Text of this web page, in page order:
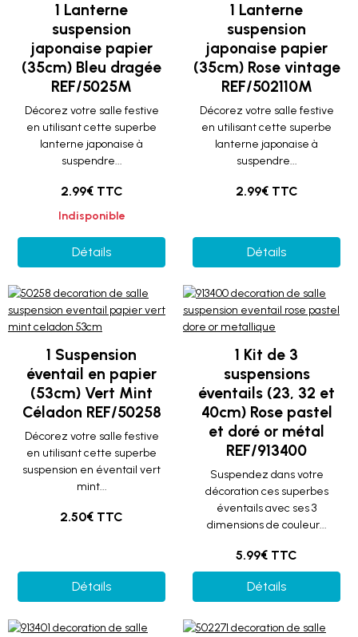
1 Lanterne
suspension
japonaise papier
(35cm) Bleu dragée
REF/5025M
Décorez votre salle festive
en utilisant cette superbe
lanterne japonaise à
suspendre...
2.99€ TTC
Indisponible
Détails
1 Lanterne
suspension
japonaise papier
(35cm) Rose vintage
REF/502110M
Décorez votre salle festive
en utilisant cette superbe
lanterne japonaise à
suspendre...
2.99€ TTC
Détails
1 Suspension
éventail en papier
(53cm) Vert Mint
Céladon REF/50258
Décorez votre salle festive
en utilisant cette superbe
suspension en éventail vert
mint...
2.50€ TTC
Détails
1 Kit de 3
suspensions
éventails (23, 32 et
40cm) Rose pastel
et doré or métal
REF/913400
Suspendez dans votre
décoration ces superbes
éventails avec ses 3
dimensions de couleur...
5.99€ TTC
Détails